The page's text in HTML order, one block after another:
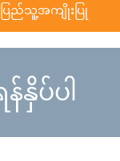
ပြည်သူ့အကျိုးပြု
နှိပ်ပါ